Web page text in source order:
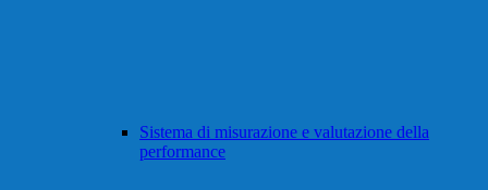
Sistema di misurazione e valutazione della
performance